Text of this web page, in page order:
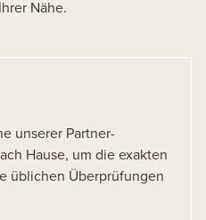
Nähe.
unserer Partner-
Hause, um die exakten
üblichen Überprüfungen